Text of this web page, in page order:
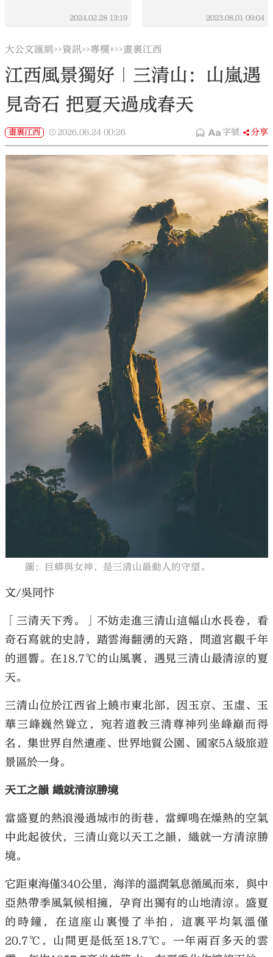
2024.02.28 13:19 2023.08.01 09:04
大公文匯網>>資訊>>專欄+>>畫裏江西
江西風景獨好｜三清山：山嵐遇
見奇石 把夏天過成春天
畫裏江西 2026.06.24 00:26 字號 分享
圖：巨蟒與女神，是三清山最動人的守望。
文/吳同忭
「三清天下秀。」不妨走進三清山這幅山水長卷，看
奇石寫就的史詩，踏雲海翻湧的天路，問道宮觀千年
的迴響。在18.7℃的山風裏，遇見三清山最清涼的夏
天。
三清山位於江西省上饒市東北部，因玉京、玉虛、玉
華三峰巍然聳立，宛若道教三清尊神列坐峰巔而得
名，集世界自然遺產、世界地質公園、國家5A級旅遊
景區於一身。
天工之韻 織就清涼勝境
當盛夏的熱浪漫過城市的街巷，當蟬鳴在燥熱的空氣
中此起彼伏，三清山竟以天工之韻，織就一方清涼勝
境。
它距東海僅340公里，海洋的溫潤氣息循風而來，與中
亞熱帶季風氣候相擁，孕育出獨有的山地清涼。盛夏
的時鐘，在這座山裏慢了半拍，這裏平均氣溫僅
20.7℃，山間更是低至18.7℃。一年兩百多天的雲